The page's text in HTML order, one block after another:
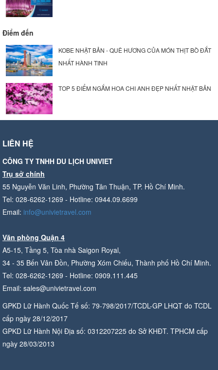
Điểm đến
KOBE NHẬT BẢN - QUÊ HƯƠNG CỦA MÓN THỊT BÒ ĐẮT
NHẤT HÀNH TINH
TOP 5 ĐIỂM NGẮM HOA CHI ANH ĐẸP NHẤT NHẬT BẢN
LIÊN HỆ
CÔNG TY TNHH DU LỊCH UNIVIET
Trụ sở chính
55 Nguyễn Văn Linh, Phường Tân Thuận, TP. Hồ Chí Minh.
Tel: 028-6262-1269 - Hotline: 0944.09.6699
Email: info@univietravel.com
Văn phòng Quận 4
A5-15, Tầng 5, Tòa nhà Saigon Royal,
34 - 35 Bến Vân Đồn, Phường Xóm Chiếu, Thành phố Hồ Chí Minh.
Tel: 028-6262-1269 - Hotline: 0909.111.445
Email: sales@univietravel.com
GPKD Lữ Hành Quốc Tế số: 79-798/2017/TCDL-GP LHQT do TCDL
cấp ngày 28/12/2017
GPKD Lữ Hành Nội Địa số: 0312207225 do Sở KHĐT. TPHCM cấp
ngày 28/03/2013